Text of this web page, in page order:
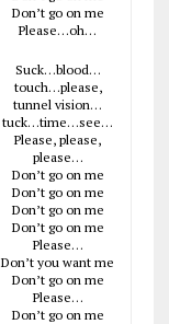
Don’t go on me
Please…oh…
Suck…blood…
touch…please,
tunnel vision…
tuck…time…see…
Please, please,
please…
Don’t go on me
Don’t go on me
Don’t go on me
Don’t go on me
Please…
Don’t you want me
Don’t go on me
Please…
Don’t go on me